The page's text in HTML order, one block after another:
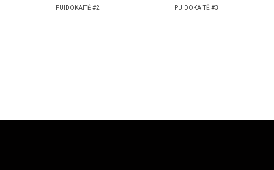
PUIDOKAITĖ #2
PUIDOKAITĖ #3